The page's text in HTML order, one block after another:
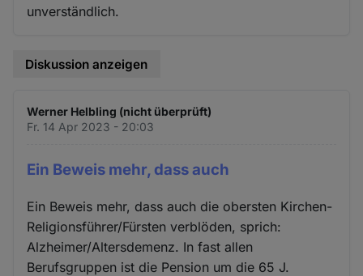
unverständlich.
Diskussion anzeigen
Werner Helbling (nicht überprüft)
Fr. 14 Apr 2023 - 20:03
Ein Beweis mehr, dass auch
Ein Beweis mehr, dass auch die obersten Kirchen-
Religionsführer/Fürsten verblöden, sprich:
Alzheimer/Altersdemenz. In fast allen
Berufsgruppen ist die Pension um die 65 J.